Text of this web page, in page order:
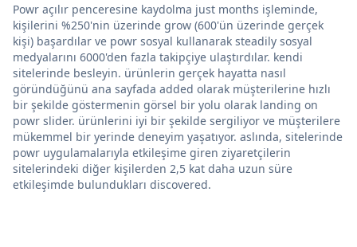
Powr açılır penceresine kaydolma just months işleminde,
kişilerini %250'nin üzerinde grow (600'ün üzerinde gerçek
kişi) başardılar ve powr sosyal kullanarak steadily sosyal
medyalarını 6000'den fazla takipçiye ulaştırdılar. kendi
sitelerinde besleyin. ürünlerin gerçek hayatta nasıl
göründüğünü ana sayfada added olarak müşterilerine hızlı
bir şekilde göstermenin görsel bir yolu olarak landing on
powr slider. ürünlerini iyi bir şekilde sergiliyor ve müşterilere
mükemmel bir yerinde deneyim yaşatıyor. aslında, sitelerinde
powr uygulamalarıyla etkileşime giren ziyaretçilerin
sitelerindeki diğer kişilerden 2,5 kat daha uzun süre
etkileşimde bulundukları discovered.